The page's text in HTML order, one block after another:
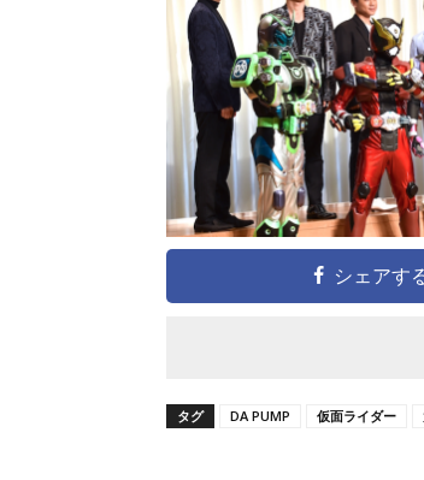
シェアす
タグ DA PUMP 仮面ライダー